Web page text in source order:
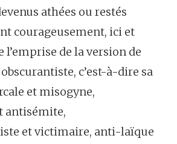
athées ou restés
courageusement, ici et
l’emprise de la version de
c’est-à-dire sa
et misogyne,
antisémite,
et victimaire, anti-laïque